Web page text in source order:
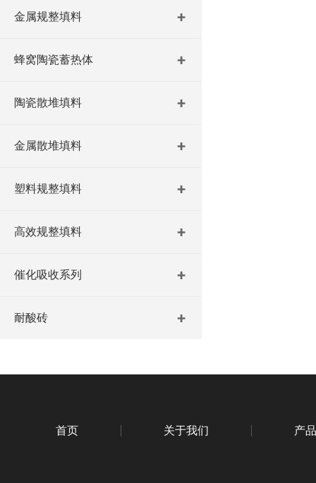
金属规整填料
蜂窝陶瓷蓄热体
陶瓷散堆填料
金属散堆填料
塑料规整填料
高效规整填料
催化吸收系列
耐酸砖
首页 关于我们 产